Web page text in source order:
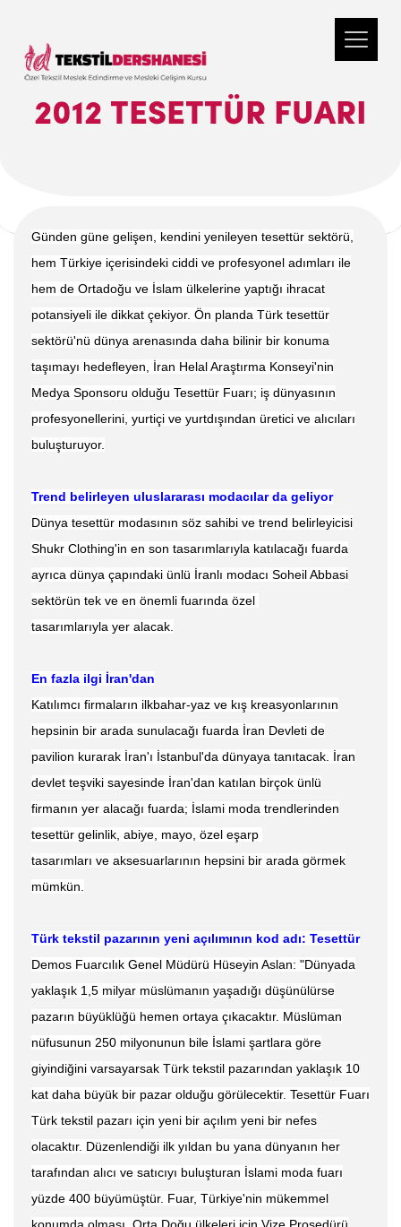
2012 TESETTÜR FUARI
Günden güne gelişen, kendini yenileyen tesettür sektörü,
hem Türkiye içerisindeki ciddi ve profesyonel adımları ile
hem de Ortadoğu ve İslam ülkelerine yaptığı ihracat
potansiyeli ile dikkat çekiyor. Ön planda Türk tesettür
sektörü'nü dünya arenasında daha bilinir bir konuma
taşımayı hedefleyen, İran Helal Araştırma Konseyi'nin
Medya Sponsoru olduğu Tesettür Fuarı; iş dünyasının
profesyonellerini, yurtiçi ve yurtdışından üretici ve alıcıları
buluşturuyor.
Trend belirleyen uluslararası modacılar da geliyor
Dünya tesettür modasının söz sahibi ve trend belirleyicisi
Shukr Clothing'in en son tasarımlarıyla katılacağı fuarda
ayrıca dünya çapındaki ünlü İranlı modacı Soheil Abbasi
sektörün tek ve en önemli fuarında özel
tasarımlarıyla yer alacak.
En fazla ilgi İran'dan
Katılımcı firmaların ilkbahar-yaz ve kış kreasyonlarının
hepsinin bir arada sunulacağı fuarda İran Devleti de
pavilion kurarak İran'ı İstanbul'da dünyaya tanıtacak. İran
devlet teşviki sayesinde İran'dan katılan birçok ünlü
firmanın yer alacağı fuarda; İslami moda trendlerinden
tesettür gelinlik, abiye, mayo, özel eşarp
tasarımları ve aksesuarlarının hepsini bir arada görmek
mümkün.
Türk tekstil pazarının yeni açılımının kod adı: Tesettür
Demos Fuarcılık Genel Müdürü Hüseyin Aslan: "Dünyada
yaklaşık 1,5 milyar müslümanın yaşadığı düşünülürse
pazarın büyüklüğü hemen ortaya çıkacaktır. Müslüman
nüfusunun 250 milyonunun bile İslami şartlara göre
giyindiğini varsayarsak Türk tekstil pazarından yaklaşık 10
kat daha büyük bir pazar olduğu görülecektir. Tesettür Fuarı
Türk tekstil pazarı için yeni bir açılım yeni bir nefes
olacaktır. Düzenlendiği ilk yıldan bu yana dünyanın her
tarafından alıcı ve satıcıyı buluşturan İslami moda fuarı
yüzde 400 büyümüştür. Fuar, Türkiye'nin mükemmel